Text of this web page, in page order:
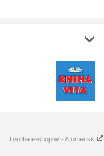
Tvorba e-shopov - Atomer.sk